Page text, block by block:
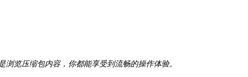
览压缩包内容，你都能享受到流畅的操作体验。